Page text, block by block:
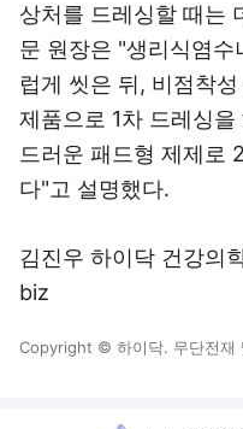
상처를 드레싱할 때는
문 원장은 "생리식염수
럽게 씻은 뒤, 비점착
제품으로 1차 드레싱
드러운 패드형 제제로
다"고 설명했다.
김진우 하이닥 건강의
biz
Copyright © 하이닥. 무단전재